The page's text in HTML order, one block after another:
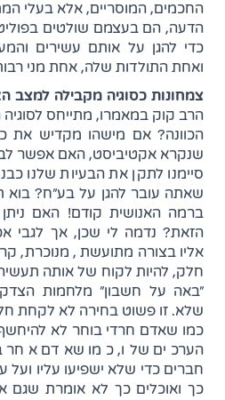
החכמים, המוסריים, אלא בעלי
הדעה, הם בעצמם שולטים
כדי להגן על אותם עשירים
ואחת התולדות שלה, אחת מני
צמחונות כסוגיה מקבילה למצב
הרב קוק במאמרו, מתייחס
הכוונה? אם מישהו מקדיש את
שנקרא אקטיביסט, האם אפשר
סיימנו לתקן את הבעיות שלנו
שאתה עובר להגן על בע"ח? בוא
ברמה האנושית קודם! האם
הזאת? נדמה לי שכן, אך לגבי
אליו בצורה מתועשת , מנוכרת,
חלק, להיות לקוח של אותה
"באה על חשבון" מלחמות הצדק
שלא. זו פשוט בחירה לא לקחת
כמו שאדם חרדי בוחר לא להיחשף
הערכים שלו, כמו שאדם אחר
חברים כדי שלא ישפיעו עליו ועל
כך ואוכלים כך לא אומרת שגם